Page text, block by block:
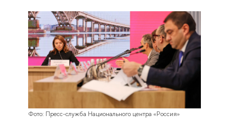
Фото: Пресс-служба Национального центра «Россия»